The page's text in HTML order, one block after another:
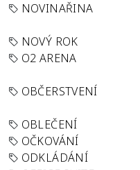
NOVINAŘINA
NOVÝ ROK
O2 ARENA
OBČERSTVENÍ
OBLEČENÍ
OČKOVÁNÍ
ODKLÁDÁNÍ